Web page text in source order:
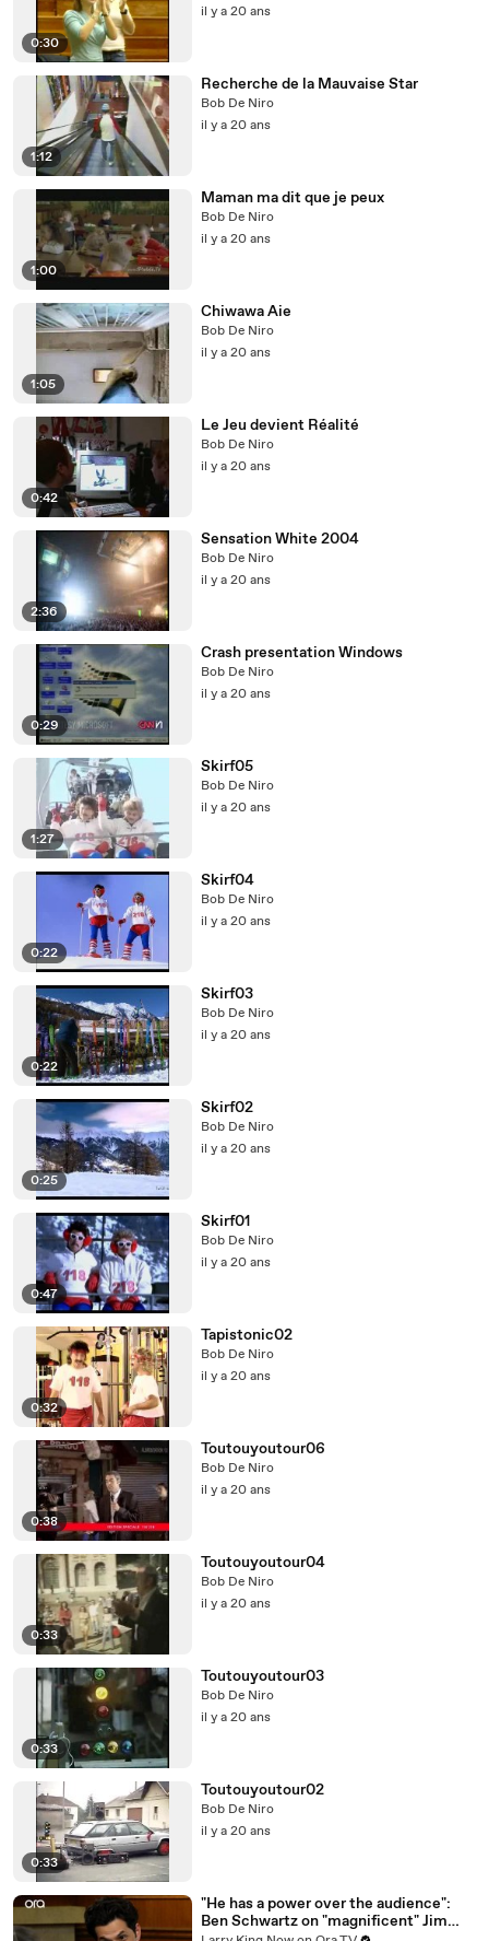
0:30
il y a 20 ans
1:12
Recherche de la Mauvaise Star
Bob De Niro
il y a 20 ans
1:00
Maman ma dit que je peux
Bob De Niro
il y a 20 ans
1:05
Chiwawa Aie
Bob De Niro
il y a 20 ans
0:42
Le Jeu devient Réalité
Bob De Niro
il y a 20 ans
2:36
Sensation White 2004
Bob De Niro
il y a 20 ans
0:29
Crash presentation Windows
Bob De Niro
il y a 20 ans
1:27
Skirf05
Bob De Niro
il y a 20 ans
0:22
Skirf04
Bob De Niro
il y a 20 ans
0:22
Skirf03
Bob De Niro
il y a 20 ans
0:25
Skirf02
Bob De Niro
il y a 20 ans
0:47
Skirf01
Bob De Niro
il y a 20 ans
0:32
Tapistonic02
Bob De Niro
il y a 20 ans
0:38
Toutouyoutour06
Bob De Niro
il y a 20 ans
0:33
Toutouyoutour04
Bob De Niro
il y a 20 ans
0:33
Toutouyoutour03
Bob De Niro
il y a 20 ans
0:33
Toutouyoutour02
Bob De Niro
il y a 20 ans
"He has a power over the audience":
Ben Schwartz on "magnificent" Jim